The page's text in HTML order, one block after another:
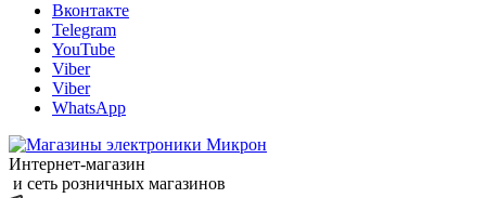
Вконтакте
Telegram
YouTube
Viber
Viber
WhatsApp
Интернет-магазин
и сеть розничных магазинов